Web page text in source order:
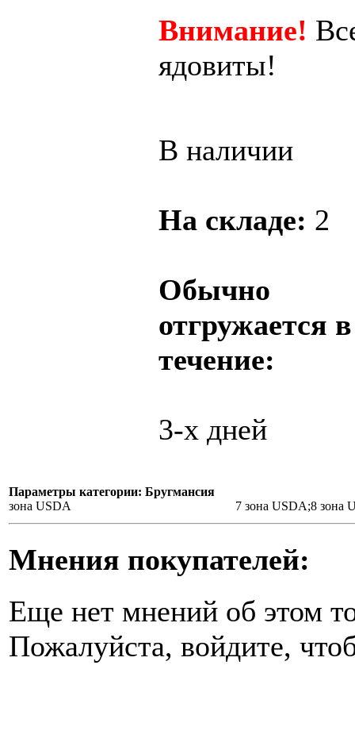
Внимание!
ядовиты!
В наличии
На складе: 2
Обычно
отгружается в
течение:
3-х дней
Параметры категории: Бругмансия
зона USDA
7 зона USDA;8 зона
Мнения покупателей:
Еще нет мнений об этом
Пожалуйста, войдите,